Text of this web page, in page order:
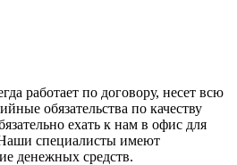
работает по договору, несет всю
обязательства по качеству
ехать к нам в офис для
специалисты имеют
денежных средств.